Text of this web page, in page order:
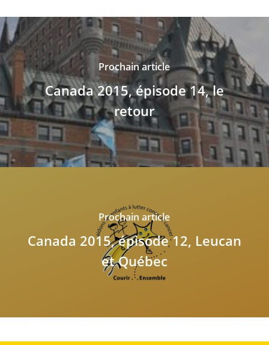
Prochain article
Canada 2015, épisode 14, le
retour
Prochain article
Canada 2015, épisode 12, Leucan
et Québec